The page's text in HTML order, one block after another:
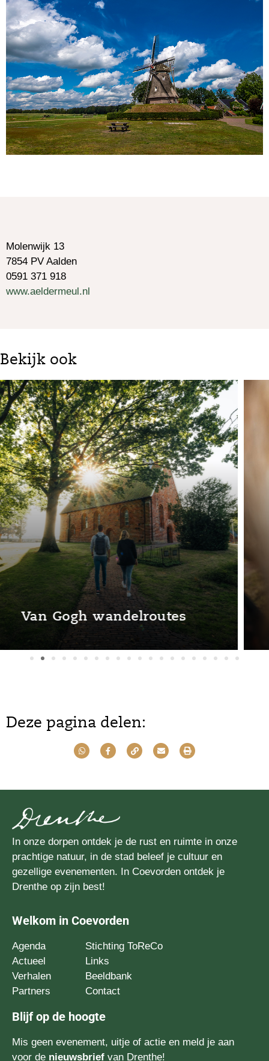
Molenwijk 13
7854 PV Aalden
0591 371 918
www.aeldermeul.nl
Bekijk ook
Vincents Dagtocht
Deze pagina delen:
In onze dorpen ontdek je de rust en ruimte in onze
prachtige natuur, in de stad beleef je cultuur en
gezellige evenementen. In Coevorden ontdek je
Drenthe op zijn best!
Welkom in Coevorden
Agenda
Actueel
Verhalen
Partners
Stichting ToReCo
Links
Beeldbank
Contact
Blijf op de hoogte
Mis geen evenement, uitje of actie en meld je aan
voor de nieuwsbrief van Drenthe!